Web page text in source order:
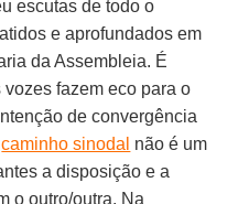
escutas de todo o
e aprofundados em
da Assembleia. É
fazem eco para o
de convergência
caminho sinodal não é um
a disposição e a
o outro/outra. Na